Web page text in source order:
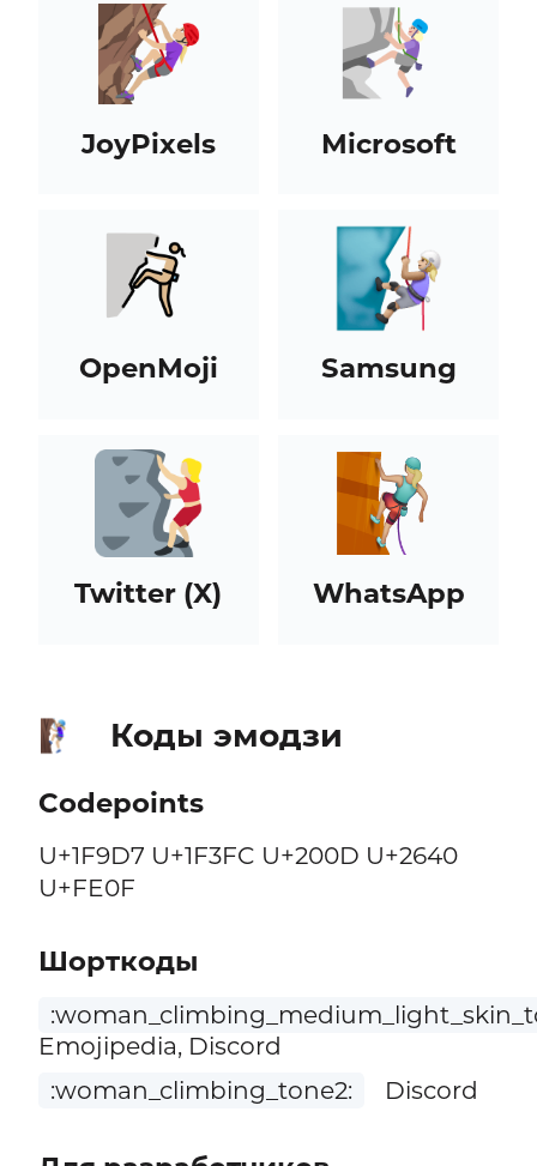
JoyPixels Microsoft
OpenMoji Samsung
Twitter (X) WhatsApp
🧗🏼‍♀️ Коды эмодзи
Codepoints
U+1F9D7 U+1F3FC U+200D U+2640
U+FE0F
Шорткоды
Emojipedia, Discord
:woman_climbing_tone2:
Discord